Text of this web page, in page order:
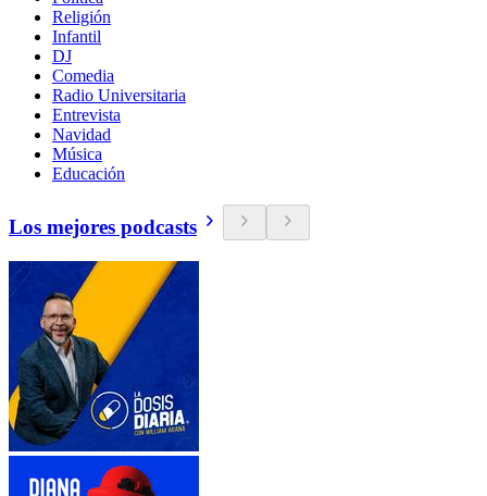
Religión
Infantil
DJ
Comedia
Radio Universitaria
Entrevista
Navidad
Música
Educación
Los mejores podcasts